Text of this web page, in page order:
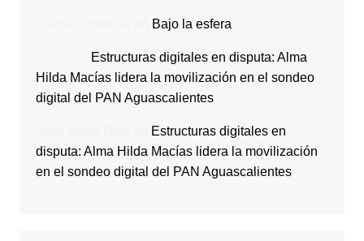
Bajo la esfera
Estructuras digitales en disputa: Alma
Hilda Macías lidera la movilización en el sondeo
digital del PAN Aguascalientes
Estructuras digitales en
disputa: Alma Hilda Macías lidera la movilización
en el sondeo digital del PAN Aguascalientes